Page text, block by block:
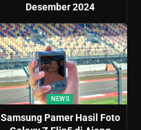
Desember 2024
NEWS
Samsung Pamer Hasil Foto